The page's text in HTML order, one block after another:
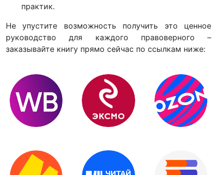
практик.
Не упустите возможность получить это ценное
руководство для каждого правоверного –
заказывайте книгу прямо сейчас по ссылкам ниже: